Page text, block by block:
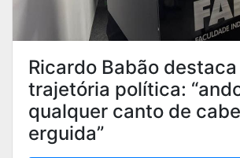
Ricardo Babão destaca
trajetória política:
qualquer canto de
erguida”